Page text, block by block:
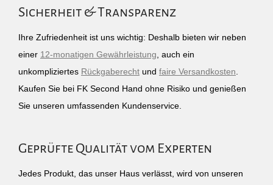
Sicherheit & Transparenz
Ihre Zufriedenheit ist uns wichtig: Deshalb bieten wir neben
einer 12-monatigen Gewährleistung , auch ein
unkompliziertes Rückgaberecht und faire Versandkosten
Kaufen Sie bei FK Second Hand ohne Risiko und genießen
Sie unseren umfassenden Kundenservice.
Geprüfte Qualität vom Experten
Jedes Produkt, das unser Haus verlässt, wird von unseren